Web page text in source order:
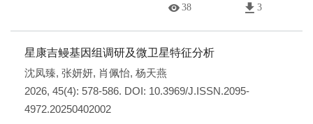
38 3
星康吉鳗基因组调研及微卫星特征分析
沈凤臻, 张妍妍, 肖佩怡, 杨天燕
2026, 45(4): 578-586. DOI: 10.3969/J.ISSN.2095-
4972.20250402002